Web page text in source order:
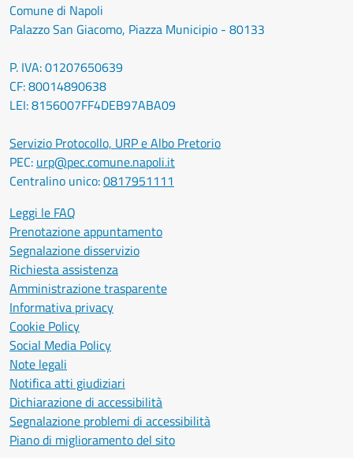
Comune di Napoli
Palazzo San Giacomo, Piazza Municipio - 80133
P. IVA: 01207650639
CF: 80014890638
LEI: 8156007FF4DEB97ABA09
Servizio Protocollo, URP e Albo Pretorio
PEC: urp@pec.comune.napoli.it
Centralino unico:0817951111
Leggi le FAQ
Prenotazione appuntamento
Segnalazione disservizio
Richiesta assistenza
Amministrazione trasparente
Informativa privacy
Cookie Policy
Social Media Policy
Note legali
Notifica atti giudiziari
Dichiarazione di accessibilità
Segnalazione problemi di accessibilità
Piano di miglioramento del sito